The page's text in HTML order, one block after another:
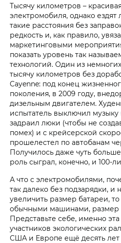
Тысячу километров –
электромобиля, однако
такие расстояния без
редкость и, как правило,
маркетинговыми
показать уровень так
технологий. Один из
тысячу километров без
Cayenne: под конец
поколения, в 2009 году,
дизельным двигателем.
испытатель выключил
задраил люки (чтобы не
помех) и с крейсерской
прошелестел по автобанам
Получилось даже чуть
роль сыграл, конечно, и 100-
А что с электромобилями,
так далеко без подзарядки, и
увеличить размер батареи,
обычными машинами, размер
Представьте себе, именно
участников экологических
США и Европе ещё десять лет